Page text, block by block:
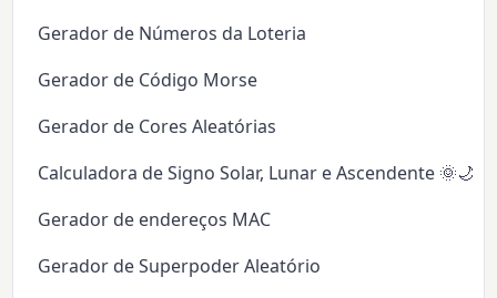
Gerador de Números da Loteria
Gerador de Código Morse
Gerador de Cores Aleatórias
Calculadora de Signo Solar, Lunar e Ascendente 🌞🌙✨
Gerador de endereços MAC
Gerador de Superpoder Aleatório